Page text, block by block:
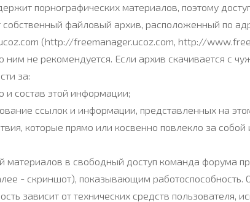
порнографических материалов, поэтому
собственный файловый архив, расположенный по
(http://freemanager.ucoz.com, http://
ним не рекомендуется. Если архив скачивается с
за:
и состав этой информации;
ссылок и информации, представленных на
которые прямо или косвенно повлекло за
материалов в свободный доступ команда форума
- скриншот), показывающим работоспособность.
зависит от технических средств